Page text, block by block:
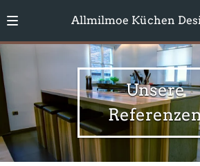
Allmilmoe Küchen
Unsere